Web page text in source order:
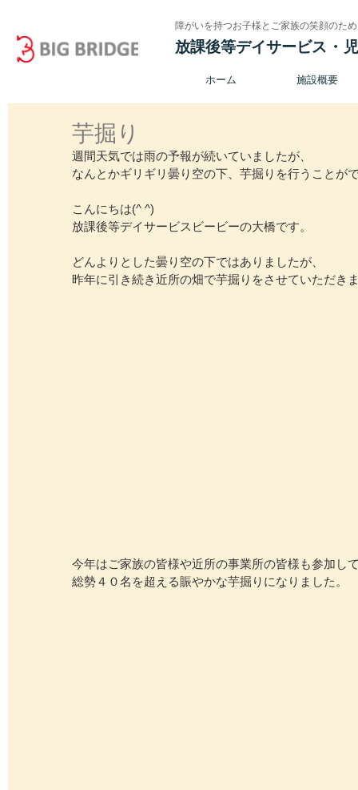
障がいを持つお子様とご家族の笑顔のた
放課後等デイサービス ・
ホーム 施設概要
芋掘り
週間天気では雨の予報が続いていましたが、
なんとかギリギリ曇り空の下、芋掘りを行うことが
こんにちは(^ ^)
放課後等デイサービスビービーの大橋です。
どんよりとした曇り空の下ではありましたが、
昨年に引き続き近所の畑で芋掘りをさせていただき
今年はご家族の皆様や近所の事業所の皆様も参加し
総勢４０名を超える賑やかな芋掘りになりました。